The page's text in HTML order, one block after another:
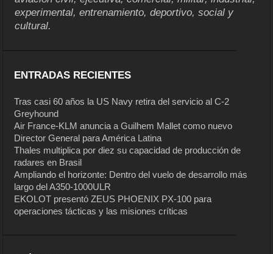
experimental, entrenamiento, deportivo, social y
cultural.
ENTRADAS RECIENTES
Tras casi 60 años la US Navy retira del servicio al C-2
Greyhound
Air France-KLM anuncia a Guilhem Mallet como nuevo
Director General para América Latina
Thales multiplica por diez su capacidad de producción de
radares en Brasil
Ampliando el horizonte: Dentro del vuelo de desarrollo más
largo del A350-1000ULR
EKOLOT presentó ZEUS PHOENIX PX-100 para
operaciones tácticas y las misiones críticas